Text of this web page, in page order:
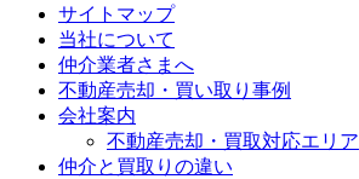
サイトマップ
当社について
仲介業者さまへ
不動産売却・買い取り事例
会社案内
不動産売却・買取対応エリア
仲介と買取りの違い